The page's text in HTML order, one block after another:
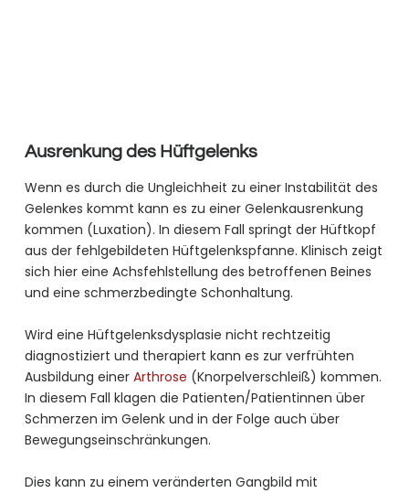
Ausrenkung des Hüftgelenks
Wenn es durch die Ungleichheit zu einer Instabilität des
Gelenkes kommt kann es zu einer Gelenkausrenkung
kommen (Luxation). In diesem Fall springt der Hüftkopf
aus der fehlgebildeten Hüftgelenkspfanne. Klinisch zeigt
sich hier eine Achsfehlstellung des betroffenen Beines
und eine schmerzbedingte Schonhaltung.
Wird eine Hüftgelenksdysplasie nicht rechtzeitig
diagnostiziert und therapiert kann es zur verfrühten
Ausbildung einer Arthrose (Knorpelverschleiß) kommen.
In diesem Fall klagen die Patienten/Patientinnen über
Schmerzen im Gelenk und in der Folge auch über
Bewegungseinschränkungen.
Dies kann zu einem veränderten Gangbild mit